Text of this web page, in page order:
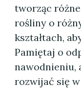
tworząc
rośliny o
kształtach,
Pamiętaj o
nawodnieniu,
rozwijać się